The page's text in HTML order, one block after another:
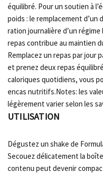
équilibré. Pour un soutien à
poids : le remplacement
ration journalière d’un
repas contribue au maintien
Remplacez un repas par jour
et prenez deux repas
caloriques quotidiens, vous
encas nutritifs.Notes: les
légèrement varier selon les
UTILISATION
Dégustez un shake de
Secouez délicatement la
contenu peut devenir